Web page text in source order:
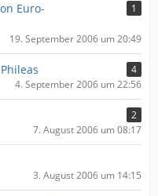
Euro-
1
19. September 2006 um 20:49
4
4. September 2006 um 22:56
2
7. August 2006 um 08:17
3. August 2006 um 14:15